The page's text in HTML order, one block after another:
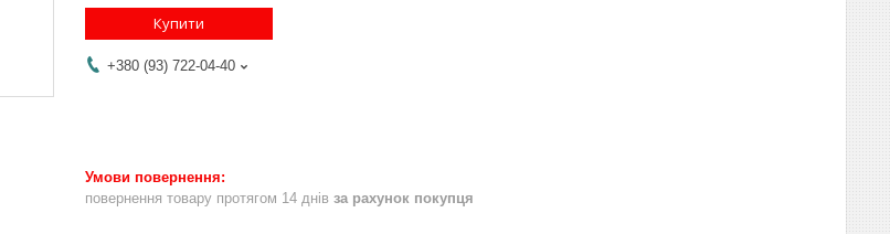
Купити
+380 (93) 722-04-40
повернення товару протягом 14 днів за рахунок покупця